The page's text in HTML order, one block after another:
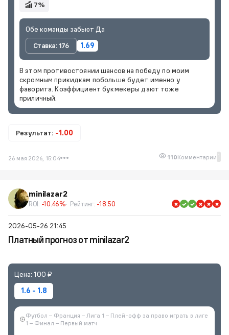
7%
Обе команды забьют Да
Ставка: 176
1.69
В этом противостоянии шансов на победу по моим
скромным прикидкам побольше будет именно у
фаворита. Коэффициент букмекеры дают тоже
приличный.
Результат: -1.00
26 мая 2026, 15:04 110Комментарии 1
minilazar2
ROI: -10.46% Рейтинг: -18.50
2026-05-26 21:45
Платный прогноз от minilazar2
Цена: 100 ₽
1.6 - 1.8
Футбол – Франция – Лига 1 – Плей-офф за право играть в лиге
1 – Финал – Первый матч